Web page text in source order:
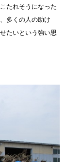
たれそうになった
多くの人の助け
たいという強い思